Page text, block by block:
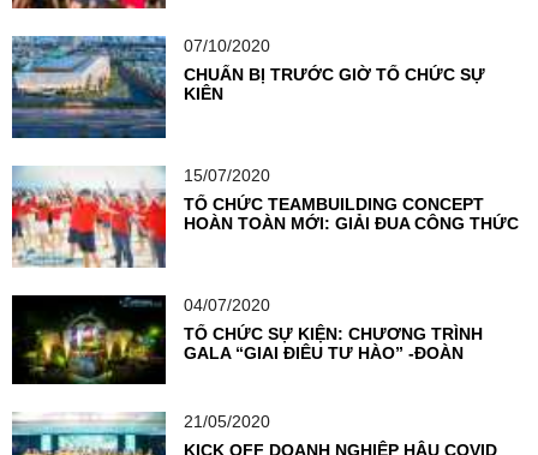
07/10/2020
CHUẨN BỊ TRƯỚC GIỜ TỔ CHỨC SỰ
KIỆN
15/07/2020
TỔ CHỨC TEAMBUILDING CONCEPT
HOÀN TOÀN MỚI: GIẢI ĐUA CÔNG THỨC
04/07/2020
TỔ CHỨC SỰ KIỆN: CHƯƠNG TRÌNH
GALA “GIAI ĐIỆU TỰ HÀO” -ĐOÀN
21/05/2020
KICK OFF DOANH NGHIỆP HẬU COVID